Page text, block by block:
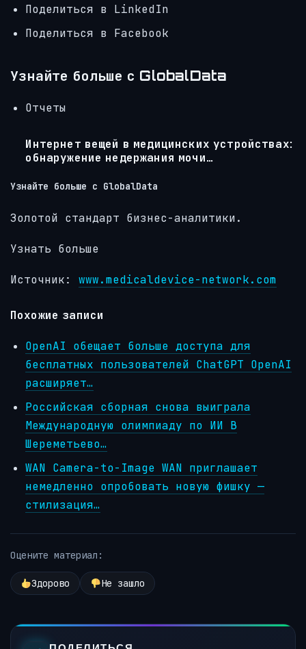
Поделиться в LinkedIn
Поделиться в Facebook
Узнайте больше с GlobalData
Отчеты
Интернет вещей в медицинских устройствах:
обнаружение недержания мочи…
Узнайте больше с GlobalData
Золотой стандарт бизнес-аналитики.
Узнать больше
Источник: www.medicaldevice-network.com
Похожие записи
OpenAI обещает больше доступа для
бесплатных пользователей ChatGPT OpenAI
расширяет…
Российская сборная снова выиграла
Международную олимпиаду по ИИ В
Шереметьево…
WAN Camera-to-Image WAN приглашает
немедленно опробовать новую фишку —
стилизация…
Оцените материал:
Здорово Не зашло